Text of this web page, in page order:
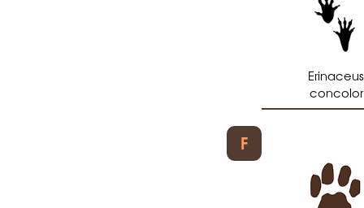
Erinaceus
concolor
F